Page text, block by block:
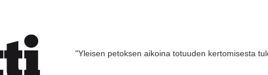
"Yleisen petoksen aikoina totuuden kertomisesta